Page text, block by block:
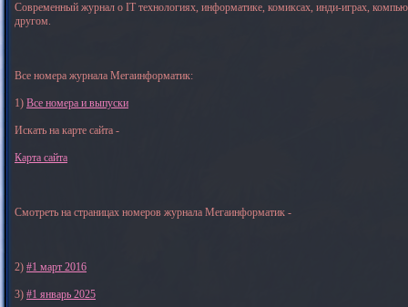
Современный журнал о IT технологиях, информатике, комиксах, инди-играх,
другом.
Все номера журнала Мегаинформатик:
1) Все номера и выпуски
Искать на карте сайта -
Карта сайта
Смотреть на страницах номеров журнала Мегаинформатик -
2) #1 март 2016
3) #1 январь 2025